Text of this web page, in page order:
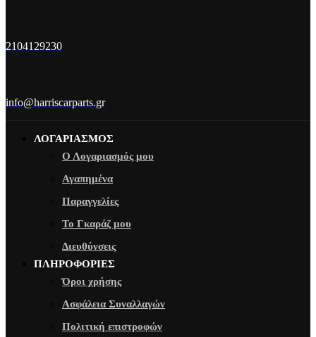
2104129230
info@harriscarparts.gr
ΛΟΓΑΡΙΑΣΜΟΣ
Ο Λογαριασμός μου
Αγαπημένα
Παραγγελίες
Το Γκαράζ μου
Διευθύνσεις
ΠΛΗΡΟΦΟΡΙΕΣ
Όροι χρήσης
Ασφάλεια Συναλλαγών
Πολιτική επιστροφών